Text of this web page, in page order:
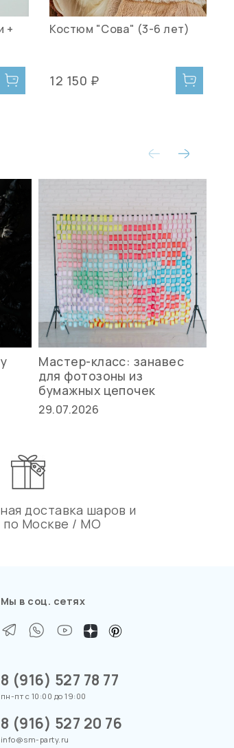
+
Костюм "Сова" (3-6 лет)
12 150 ₽
Мастер-класс: занавес
для фотозоны из
бумажных цепочек
29.07.2026
доставка шаров и
по Москве / МО
Мы в соц. сетях
8 (916) 527 78 77
пн-пт с 10:00 до 19:00
8 (916) 527 20 76
info@sm-party.ru